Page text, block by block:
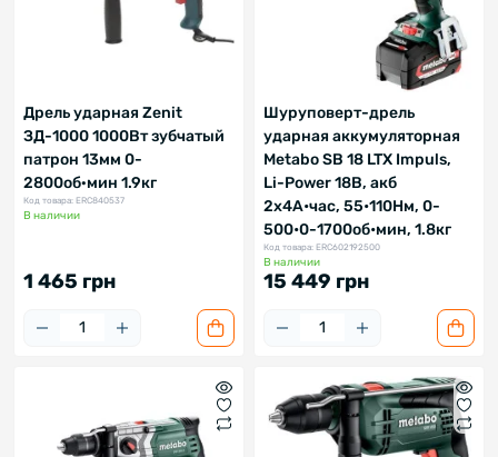
Дрель ударная Zenit
ЗД-1000 1000Вт зубчатый
патрон 13мм 0-
2800об·мин 1.9кг
Код товара: ERC840537
В наличии
1 465 грн
Шуруповерт-дрель
ударная аккумуляторная
Metabo SB 18 LTX Impuls,
Li-Power 18В, акб
2х4А•час, 55•110Нм, 0-
500•0-1700об•мин, 1.8кг
Код товара: ERC602192500
В наличии
15 449 грн